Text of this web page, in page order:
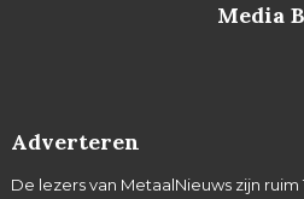
Media
Adverteren
De lezers van MetaalNieuws zijn